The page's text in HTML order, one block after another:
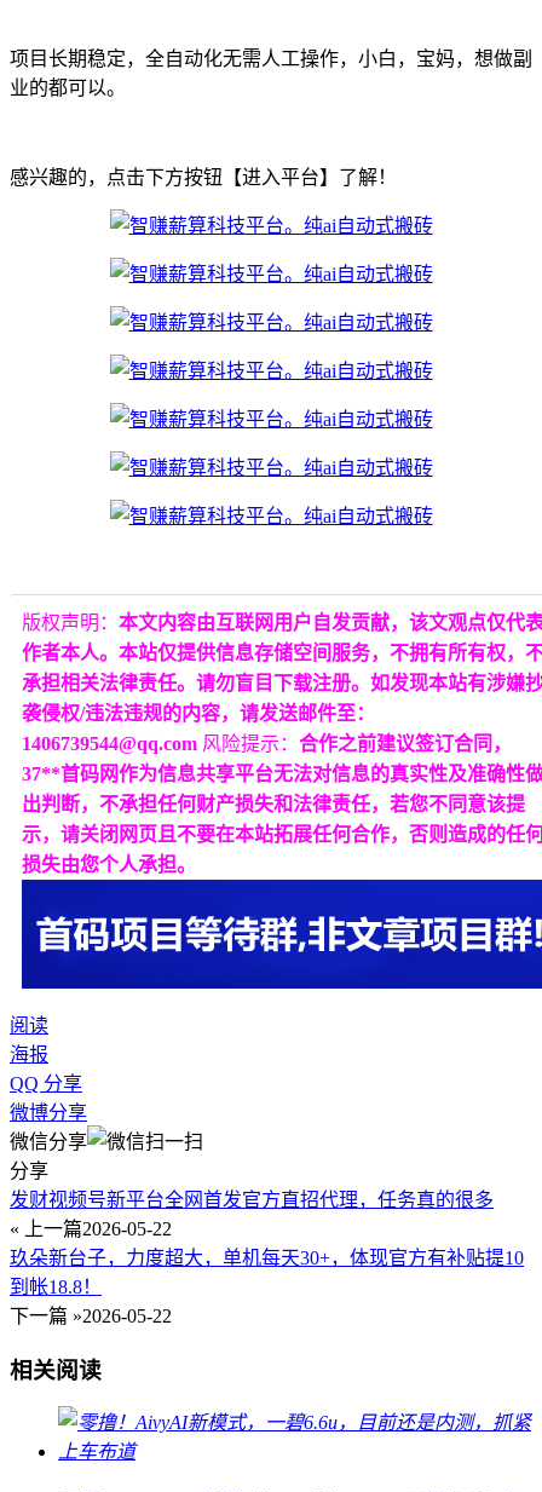
项目长期稳定，全自动化无需人工操作，小白，宝妈，想做副
业的都可以。
感兴趣的，点击下方按钮【进入平台】了解！
版权声明： 本文内容由互联网用户自发贡献，该文观点仅代
作者本人。本站仅提供信息存储空间服务，不拥有所有权，
承担相关法律责任。请勿盲目下载注册。如发现本站有涉嫌
袭侵权/违法违规的内容，请发送邮件至：
1406739544@qq.com 风险提示： 合作之前建议签订合同，
37**首码网作为信息共享平台无法对信息的真实性及准确性
出判断，不承担任何财产损失和法律责任，若您不同意该提
示，请关闭网页且不要在本站拓展任何合作，否则造成的任
损失由您个人承担。
阅读
海报
QQ 分享
微博分享
微信分享
分享
发财视频号新平台全网首发官方直招代理，任务真的很多
« 上一篇2026-05-22
玖朵新台子，力度超大，单机每天30+，体现官方有补贴提10
到帐18.8！
下一篇 »2026-05-22
相关阅读